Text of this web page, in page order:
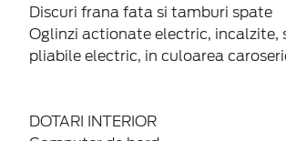
Discuri frana fata si tamburi spate
Oglinzi actionate electric, incalzite,
pliabile electric, in culoarea
DOTARI INTERIOR